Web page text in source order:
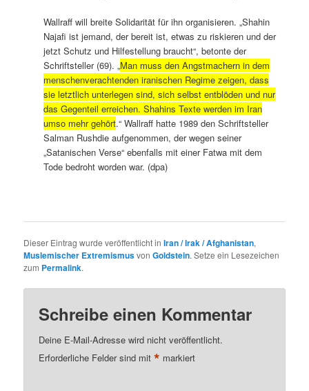
Wallraff will breite Solidarität für ihn organisieren. „Shahin
Najafi ist jemand, der bereit ist, etwas zu riskieren und der
jetzt Schutz und Hilfestellung braucht“, betonte der
Schriftsteller (69). „Man muss den Angstmachern in dem
menschenverachtenden iranischen Regime zeigen, dass
sie letztlich unterlegen sind, sich selbst entblöden und nur
das Gegenteil erreichen. Shahins Texte werden im Iran
umso mehr gehört.“ Wallraff hatte 1989 den Schriftsteller
Salman Rushdie aufgenommen, der wegen seiner
„Satanischen Verse“ ebenfalls mit einer Fatwa mit dem
Tode bedroht worden war. (dpa)
Dieser Eintrag wurde veröffentlicht inIran / Irak / Afghanistan,
Muslemischer ExtremismusvonGoldstein. Setze ein Lesezeichen
zum Permalink.
Schreibe einen Kommentar
Deine E-Mail-Adresse wird nicht veröffentlicht.
Erforderliche Felder sind mit* markiert